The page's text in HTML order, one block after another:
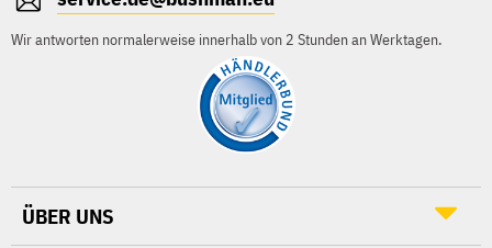
Wir antworten normalerweise innerhalb von 2 Stunden an Werktagen.
ÜBER UNS